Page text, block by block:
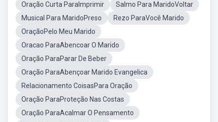
Oração Curta ParaImprimir
Salmo Para MaridoVoltar
Musical Para MaridoPreso
Rezo ParaVocê Marido
OraçãoPelo Meu Marido
Oracao ParaAbencoar O Marido
Oração ParaParar De Beber
Oração ParaAbençoar Marido Evangelica
Relacionamento CoisasPara Oração
Oração ParaProteção Nas Costas
Oração ParaAcalmar O Pensamento